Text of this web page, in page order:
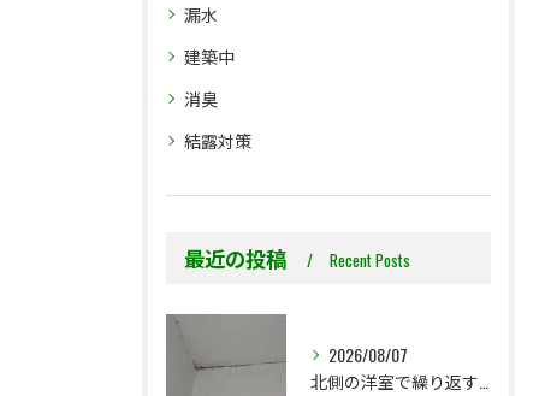
漏水
建築中
消臭
結露対策
最近の投稿 Recent Posts
2026/08/07
北側の洋室で繰り返す壁紙カビ｜コンクリート下地なら結露対策も選択肢です